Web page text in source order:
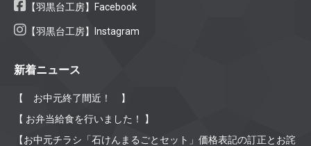
【羽黒台工房】Facebook
【羽黒台工房】Instagram
新着ニュース
【 お中元終了間近！ 】
【 お弁当給食を行いました！ 】
【お中元チラシ「石けんまるごとセット」価格表記の訂正とお詫